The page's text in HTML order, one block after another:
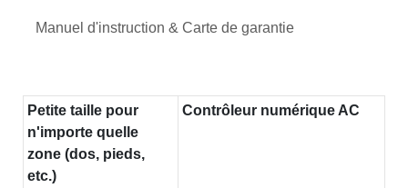
Manuel d'instruction & Carte de garantie
Petite taille pour
n'importe quelle
zone (dos, pieds,
etc.)
Contrôleur numérique AC